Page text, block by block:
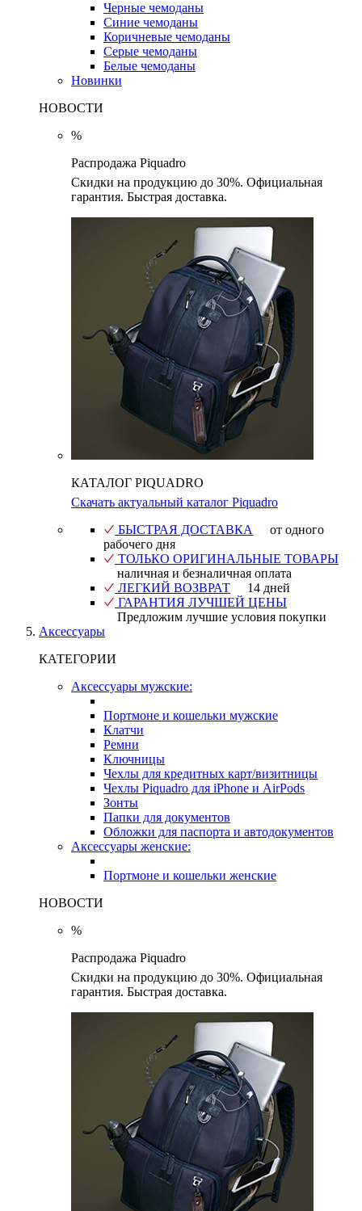
Черные чемоданы
Синие чемоданы
Коричневые чемоданы
Серые чемоданы
Белые чемоданы
Новинки
НОВОСТИ
%
Распродажа Piquadro
Скидки на продукцию до 30%. Официальная
гарантия. Быстрая доставка.
КАТАЛОГ PIQUADRO
Скачать актуальный каталог Piquadro
БЫСТРАЯ ДОСТАВКА
от одного
рабочего дня
ТОЛЬКО ОРИГИНАЛЬНЫЕ ТОВАРЫ
наличная и безналичная оплата
ЛЕГКИЙ ВОЗВРАТ
14 дней
ГАРАНТИЯ ЛУЧШЕЙ ЦЕНЫ
Предложим лучшие условия покупки
Аксессуары
КАТЕГОРИИ
Аксессуары мужские:
Портмоне и кошельки мужские
Клатчи
Ремни
Ключницы
Чехлы для кредитных карт/визитницы
Чехлы Piquadro для iPhone и AirPods
Зонты
Папки для документов
Обложки для паспорта и автодокументов
Аксессуары женские:
Портмоне и кошельки женские
НОВОСТИ
%
Распродажа Piquadro
Скидки на продукцию до 30%. Официальная
гарантия. Быстрая доставка.